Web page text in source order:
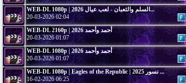
WEB-DL 1080p | 2026 السلم والثعبان - لعب عيال...
20-03-2026 02:04
WEB-DL 2160p | 2026 أحمد وأحمد
20-03-2026 01:07
WEB-DL 1080p | 2026 أحمد وأحمد
20-03-2026 01:07
WEB-DL 1080p | Eagles of the Republic | 2025 نسور ...
16-02-2026 06:25